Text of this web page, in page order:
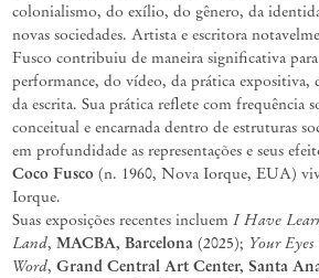
colonialismo, do exílio, do gênero, da
novas sociedades. Artista e escritora
Fusco contribuiu de maneira significativa
performance, do vídeo, da prática expositiva,
da escrita. Sua prática reflete com frequência
conceitual e encarnada dentro de estruturas
em profundidade as representações e seus
Coco Fusco (n. 1960, Nova Iorque, EUA)
Iorque.
Suas exposições recentes incluem I Have
Land, MACBA, Barcelona (2025); Your
Word, Grand Central Art Center, Santa